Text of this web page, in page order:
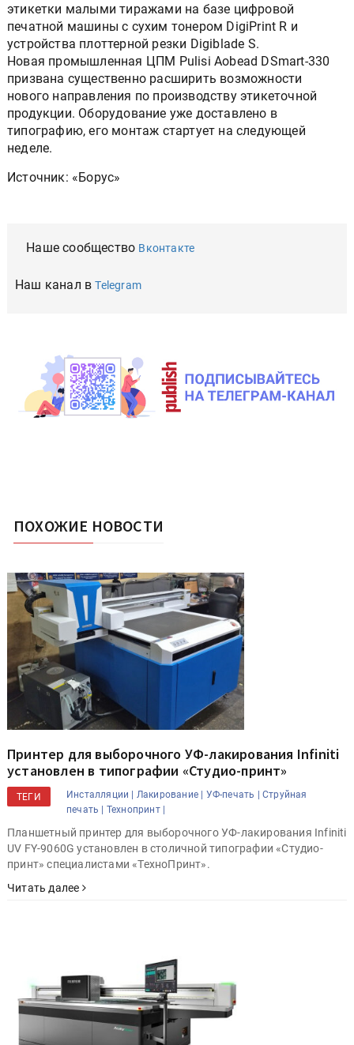
этикетки малыми тиражами на базе цифровой
печатной машины с сухим тонером DigiPrint R и
устройства плоттерной резки Digiblade S.
Новая промышленная ЦПМ Pulisi Aobead DSmart-330
призвана существенно расширить возможности
нового направления по производству этикеточной
продукции. Оборудование уже доставлено в
типографию, его монтаж стартует на следующей
неделе.
Источник: «Борус»
Наше сообщество Вконтакте
Наш канал вTelegram
ПОХОЖИЕ НОВОСТИ
Принтер для выборочного УФ-лакирования Infiniti
установлен в типографии «Студио-принт»
ТЕГИ Инсталляции | Лакирование | УФ-печать |
Струйная
печать |
Технопринт |
Планшетный принтер для выборочного УФ-лакирования Infiniti
UV FY-9060G установлен в столичной типографии «Студио-
принт» специалистами «ТехноПринт».
Читать далее